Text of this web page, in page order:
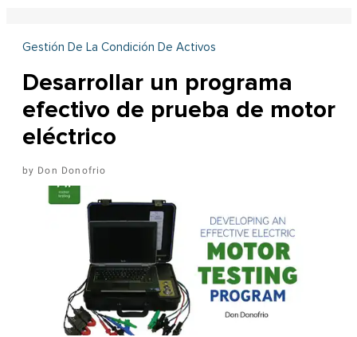
Gestión De La Condición De Activos
Desarrollar un programa
efectivo de prueba de motor
eléctrico
Don Donofrio